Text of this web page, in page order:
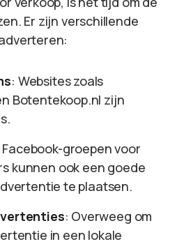
Er zijn verschillende
: Websites zoals
Botentekoop.nl zijn
Facebook-groepen voor
kunnen ook een goede
te plaatsen.
: Overweeg om
in een lokale